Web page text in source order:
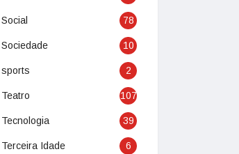
Social 78
Sociedade 10
sports 2
Teatro 107
Tecnologia 39
Terceira Idade 6